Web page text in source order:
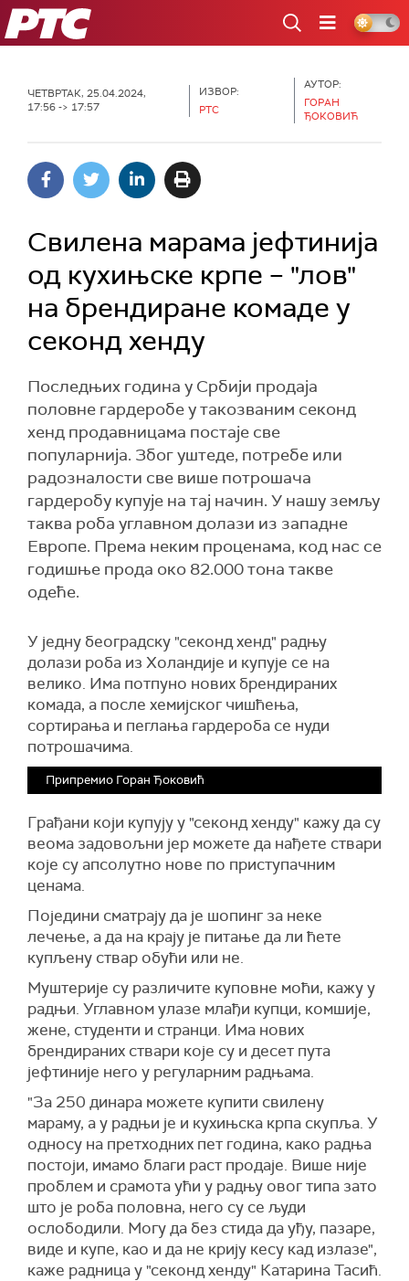
РТС
ЧЕТВРТАК, 25.04.2024,
17:56 -> 17:57
ИЗВОР:
РТС
АУТОР:
ГОРАН
ЂОКОВИЋ
Свилена марама јефтинија
од кухињске крпе – "лов"
на брендиране комаде у
секонд хенду
Последњих година у Србији продаја
половне гардеробе у такозваним секонд
хенд продавницама постаје све
популарнија. Због уштеде, потребе или
радозналости све више потрошача
гардеробу купује на тај начин. У нашу земљу
таква роба углавном долази из западне
Европе. Према неким проценама, код нас се
годишње прода око 82.000 тона такве
одеће.
У једну београдску "секонд хенд" радњу
долази роба из Холандије и купује се на
велико. Има потпуно нових брендираних
комада, а после хемијског чишћења,
сортирања и пеглања гардероба се нуди
потрошачима.
Припремио Горан Ђоковић
Грађани који купују у "секонд хенду" кажу да су
веома задовољни јер можете да нађете ствари
које су апсолутно нове по приступачним
ценама.
Поједини сматрају да је шопинг за неке
лечење, а да на крају је питање да ли ћете
купљену ствар обући или не.
Муштерије су различите куповне моћи, кажу у
радњи. Углавном улазе млађи купци, комшије,
жене, студенти и странци. Има нових
брендираних ствари које су и десет пута
јефтиније него у регуларним радњама.
"За 250 динара можете купити свилену
мараму, а у радњи је и кухињска крпа скупља. У
односу на претходних пет година, како радња
постоји, имамо благи раст продаје. Више није
проблем и срамота ући у радњу овог типа зато
што је роба половна, него су се људи
ослободили. Могу да без стида да уђу, пазаре,
виде и купе, као и да не крију кесу кад излазе",
каже радница у "секонд хенду" Катарина Тасић.